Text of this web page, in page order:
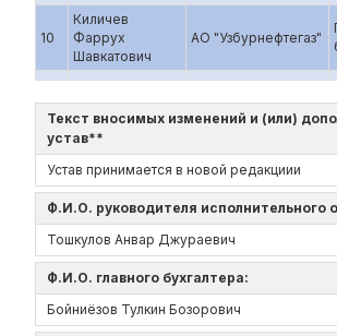
10
Киличев
Фаррух
Шавкатович
АО "Узбурнефтегаз"
Текст вносимых изменений и (или)
устав**
Устав принимается в новой редакциии
Ф.И.О. руководителя исполнительного
Тошкулов Анвар Джураевич
Ф.И.О. главного бухгалтера:
Бойниёзов Тулкин Бозорович